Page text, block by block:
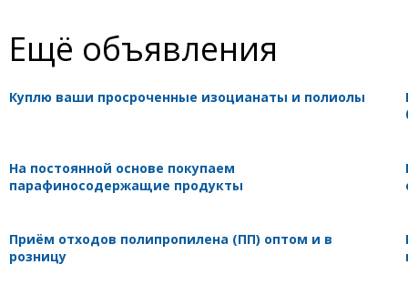
Ещё объявления
Куплю ваши просроченные изоцианаты и полиолы
На постоянной основе покупаем
парафиносодержащие продукты
Приём отходов полипропилена (ПП) оптом и в
розницу